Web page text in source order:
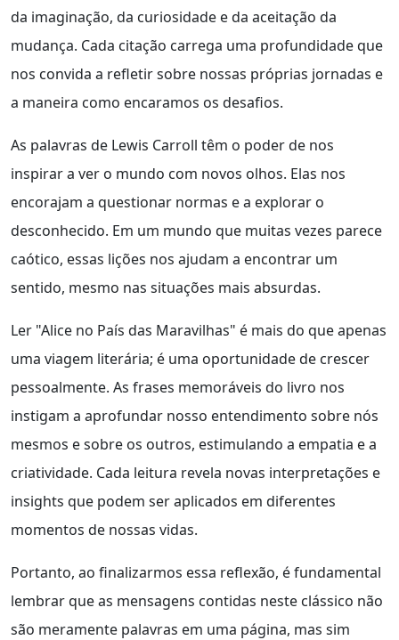
da imaginação, da curiosidade e da aceitação da
mudança. Cada citação carrega uma profundidade que
nos convida a refletir sobre nossas próprias jornadas e
a maneira como encaramos os desafios.
As palavras de Lewis Carroll têm o poder de nos
inspirar a ver o mundo com novos olhos. Elas nos
encorajam a questionar normas e a explorar o
desconhecido. Em um mundo que muitas vezes parece
caótico, essas lições nos ajudam a encontrar um
sentido, mesmo nas situações mais absurdas.
Ler "Alice no País das Maravilhas" é mais do que apenas
uma viagem literária; é uma oportunidade de crescer
pessoalmente. As frases memoráveis do livro nos
instigam a aprofundar nosso entendimento sobre nós
mesmos e sobre os outros, estimulando a empatia e a
criatividade. Cada leitura revela novas interpretações e
insights que podem ser aplicados em diferentes
momentos de nossas vidas.
Portanto, ao finalizarmos essa reflexão, é fundamental
lembrar que as mensagens contidas neste clássico não
são meramente palavras em uma página, mas sim